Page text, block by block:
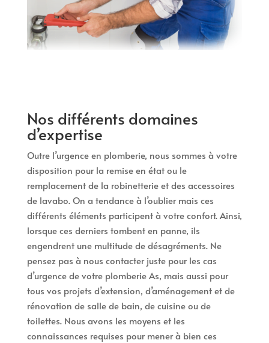
Nos différents domaines
d’expertise
Outre l’urgence en plomberie, nous sommes à votre
disposition pour la remise en état ou le
remplacement de la robinetterie et des accessoires
de lavabo. On a tendance à l’oublier mais ces
différents éléments participent à votre confort. Ainsi,
lorsque ces derniers tombent en panne, ils
engendrent une multitude de désagréments. Ne
pensez pas à nous contacter juste pour les cas
d’urgence de votre plomberie As, mais aussi pour
tous vos projets d’extension, d’aménagement et de
rénovation de salle de bain, de cuisine ou de
toilettes. Nous avons les moyens et les
connaissances requises pour mener à bien ces